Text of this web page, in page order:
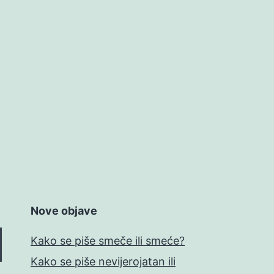
Nove objave
Kako se piše smeče ili smeće?
Kako se piše nevijerojatan ili